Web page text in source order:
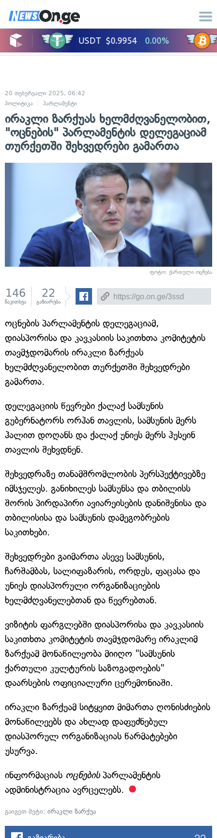
20 თებერვალი 2025, 06:42
პოლიტიკა
პარლამენტი
ირაკლი ზარქუას ხელმძღვანელობით,
"ოცნების" პარლამენტის დელეგაციამ
თურქეთში შეხვედრები გამართა
ფოტო: ქართული ოცნება
146
წაკითხვა
22
გაზიარება
ოცნების პარლამენტის დელეგაციამ,
დიასპორისა და კავკასიის საკითხთა კომიტეტის
თავმჯდომარის ირაკლი ზარქუას
ხელმძღვანელობით თურქეთში შეხვედრები
გამართა.
დელეგაციის წევრები ქალაქ სამსუნის
გუბერნატორს ორჰან თავლის, სამსუნის მერს
ჰალით დოღანს და ქალაქ უნიეს მერს ჰუსეინ
თავლის შეხვდნენ.
შეხვედრაზე თანამშრომლობის პერსპექტივებზე
იმსჯელეს. განიხილეს სამსუნსა და თბილისს
შორის პირდაპირი ავიარეისების დანიშვნისა და
თბილისისა და სამსუნის დამეგობრების
საკითხები.
შეხვედრები გაიმართა ასევე სამსუნის,
ჩარშამბას, სალიფაზარის, ორდუს, ფაცასა და
უნიეს დიასპორული ორგანიზაციების
ხელმძღვანელებთან და წევრებთან.
ვიზიტის ფარგლებში დიასპორისა და კავკასიის
საკითხთა კომიტეტის თავმჯდომარე ირაკლიმ
ზარქუამ მონაწილეობა მიიღო "სამსუნის
ქართული კულტურის საზოგადოების"
დაარსების ოფიციალური ცერემონიაში.
ირაკლი ზარქუამ სიტყვით მიმართა ღონისძიების
მონაწილეებს და ახლად დაფუძნებულ
დიასპორულ ორგანიზაციას წარმატებები
უსურვა.
ინფორმაციას ოცნებისპარლამენტის
ადმინისტრაცია ავრცელებს.
გაიგეთ მეტი: ირაკლი ზარქუა